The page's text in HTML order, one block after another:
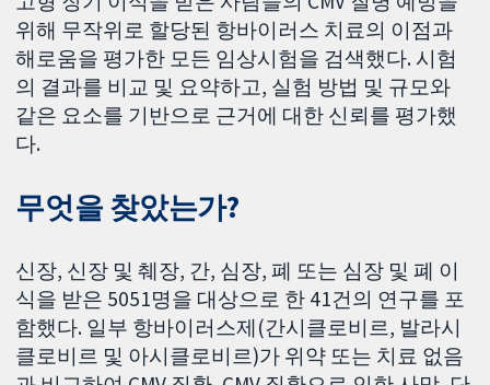
위해 무작위로 할당된 항바이러스 치료의 이점과
해로움을 평가한 모든 임상시험을 검색했다. 시험
의 결과를 비교 및 요약하고, 실험 방법 및 규모와
같은 요소를 기반으로 근거에 대한 신뢰를 평가했
다.
무엇을 찾았는가?
신장, 신장 및 췌장, 간, 심장, 폐 또는 심장 및 폐 이
식을 받은 5051명을 대상으로 한 41건의 연구를 포
함했다. 일부 항바이러스제(간시클로비르, 발라시
클로비르 및 아시클로비르)가 위약 또는 치료 없음